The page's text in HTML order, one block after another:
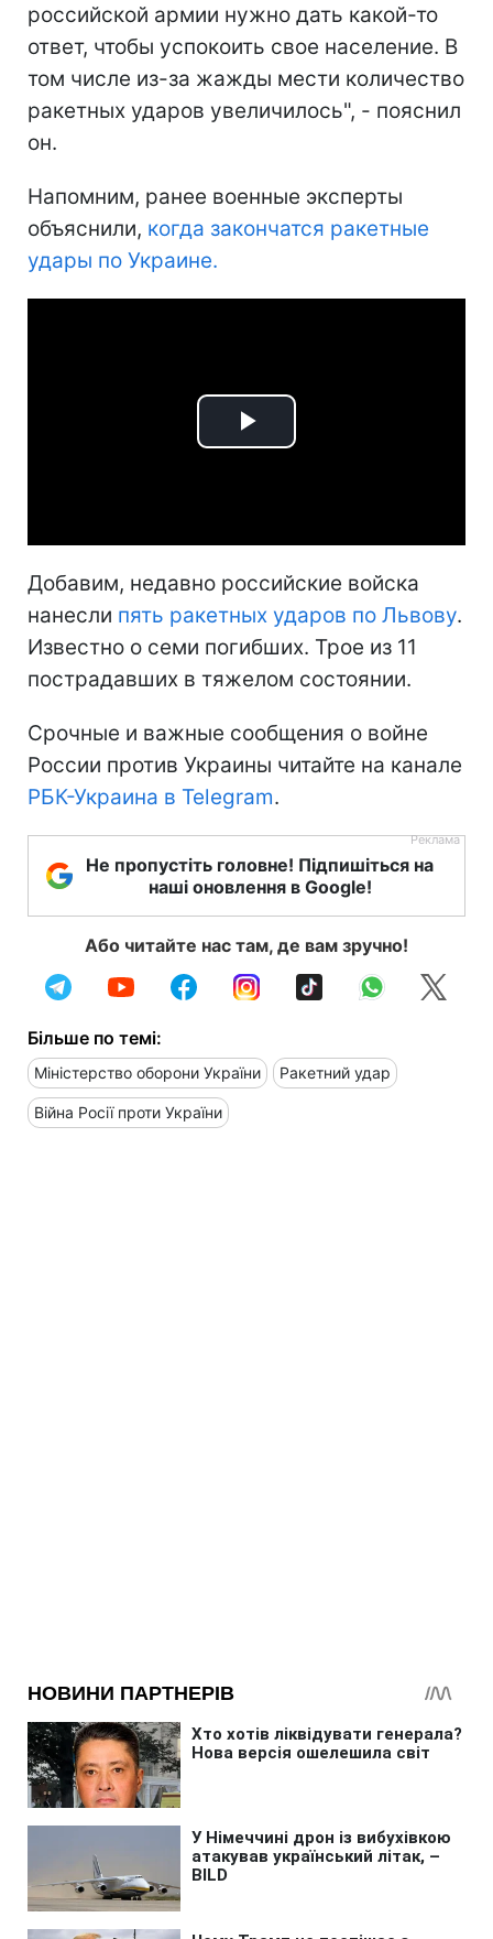
российской армии нужно дать какой-то
ответ, чтобы успокоить свое население. В
том числе из-за жажды мести количество
ракетных ударов увеличилось", - пояснил
он.
Напомним, ранее военные эксперты
объяснили, когда закончатся ракетные
удары по Украине.
Play
Добавим, недавно российские войска
нанесли пять ракетных ударов по Львову.
Известно о семи погибших. Трое из 11
пострадавших в тяжелом состоянии.
Срочные и важные сообщения о войне
России против Украины читайте на канале
РБК-Украина в Telegram.
Не пропустіть головне! Підпишіться на
наші оновлення в Google!
Або читайте нас там, де вам зручно!
Більше по темі:
Міністерство оборони України Ракетний удар
Війна Росії проти України